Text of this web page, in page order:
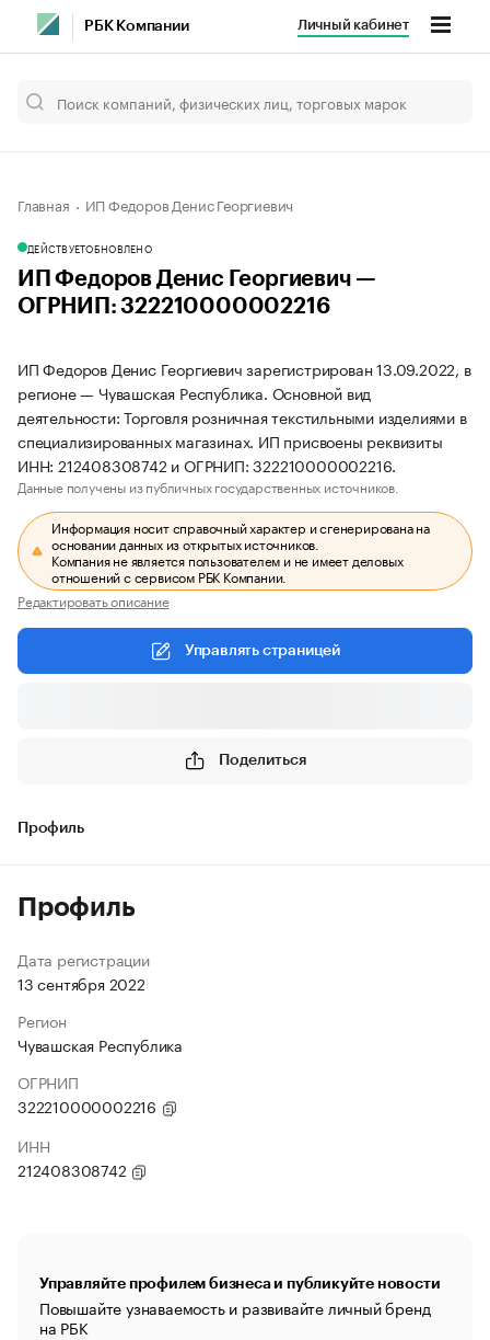
РБК Компании Личный кабинет
Главная ИП Федоров Денис Георгиевич
ДЕЙСТВУЕТОБНОВЛЕНО
ИП Федоров Денис Георгиевич —
ОГРНИП: 322210000002216
ИП Федоров Денис Георгиевич зарегистрирован 13.09.2022, в
регионе — Чувашская Республика. Основной вид
деятельности: Торговля розничная текстильными изделиями в
специализированных магазинах. ИП присвоены реквизиты
ИНН: 212408308742 и ОГРНИП: 322210000002216.
Данные получены из публичных государственных источников.
Информация носит справочный характер и сгенерирована на
основании данных из открытых источников.
Компания не является пользователем и не имеет деловых
отношений с сервисом РБК Компании.
Редактировать описание
Управлять страницей
Поделиться
Профиль
Профиль
Дата регистрации
13 сентября 2022
Регион
Чувашская Республика
ОГРНИП
322210000002216
ИНН
212408308742
Управляйте профилем бизнеса и публикуйте новости
Повышайте узнаваемость и развивайте личный бренд
на РБК